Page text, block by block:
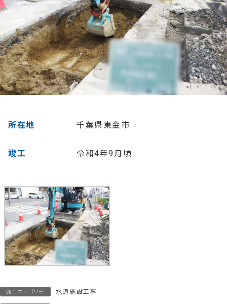
所在地 千葉県東金市
竣工 令和4年9月頃
施工カテゴリー 水道施設工事